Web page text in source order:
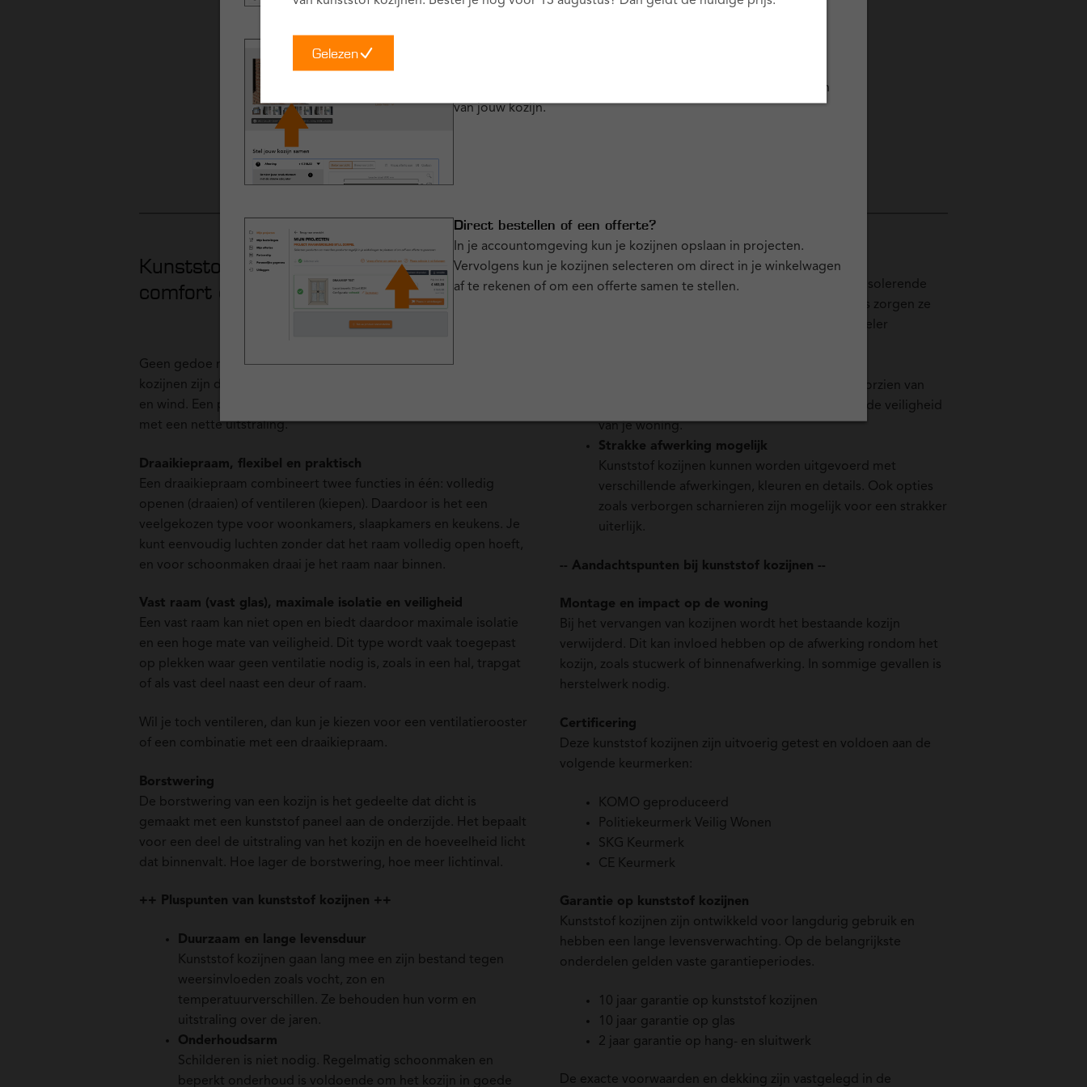
Kunststof kozijnen, duurzame keuze voor
comfort en isolatie
Geen gedoe meer met schilderen en onderhoud? Kunststof
kozijnen zijn duurzaam, onderhoudsarm en bestand tegen weer
en wind. Een praktische keuze voor wie gemak wil combineren
met een nette uitstraling.
Draaikiepraam, flexibel en praktisch
Een draaikiepraam combineert twee functies in één: volledig
openen (draaien) of ventileren (kiepen). Daardoor is het een
veelgekozen type voor woonkamers, slaapkamers en keukens. Je
kunt eenvoudig luchten zonder dat het raam volledig open hoeft,
en voor schoonmaken draai je het raam naar binnen.
Vast raam (vast glas), maximale isolatie en veiligheid
Een vast raam kan niet open en biedt daardoor maximale isolatie
en een hoge mate van veiligheid. Dit type wordt vaak toegepast
op plekken waar geen ventilatie nodig is, zoals in een hal, trapgat
of als vast deel naast een deur of raam.
Wil je toch ventileren, dan kun je kiezen voor een ventilatierooster
of een combinatie met een draaikiepraam.
Borstwering
De borstwering van een kozijn is het gedeelte dat dicht is
gemaakt met een kunststof paneel aan de onderzijde. Het bepaalt
voor een deel de uitstraling van het kozijn en de hoeveelheid licht
dat binnenvalt. Hoe lager de borstwering, hoe meer lichtinval.
++ Pluspunten van kunststof kozijnen ++
Duurzaam en lange levensduur
Kunststof kozijnen gaan lang mee en zijn bestand tegen
weersinvloeden zoals vocht, zon en
temperatuurverschillen. Ze behouden hun vorm en
uitstraling over de jaren.
Onderhoudsarm
Schilderen is niet nodig. Regelmatig schoonmaken en
beperkt onderhoud is voldoende om het kozijn in goede
Goede isolatie
Kunststof kozijnen hebben van nature goede isolerende
eigenschappen. In combinatie met isolatieglas zorgen ze
voor minder warmteverlies en een comfortabeler
Moderne kunststof kozijnen zijn standaard voorzien van
degelijk hang- en sluitwerk, wat bijdraagt aan de veiligheid
van je woning.
Strakke afwerking mogelijk
Kunststof kozijnen kunnen worden uitgevoerd met
verschillende afwerkingen, kleuren en details. Ook opties
zoals verborgen scharnieren zijn mogelijk voor een strakker
uiterlijk.
-- Aandachtspunten bij kunststof kozijnen --
Montage en impact op de woning
Bij het vervangen van kozijnen wordt het bestaande kozijn
verwijderd. Dit kan invloed hebben op de afwerking rondom het
kozijn, zoals stucwerk of binnenafwerking. In sommige gevallen is
herstelwerk nodig.
Certificering
Deze kunststof kozijnen zijn uitvoerig getest en voldoen aan de
volgende keurmerken:
KOMO geproduceerd
Politiekeurmerk Veilig Wonen
SKG Keurmerk
CE Keurmerk
Garantie op kunststof kozijnen
Kunststof kozijnen zijn ontwikkeld voor langdurig gebruik en
hebben een lange levensverwachting. Op de belangrijkste
onderdelen gelden vaste garantieperiodes.
10 jaar garantie op kunststof kozijnen
10 jaar garantie op glas
2 jaar garantie op hang- en sluitwerk
De exacte voorwaarden en dekking zijn vastgelegd in de
kozijn samenstelt en zoekt foto’s die het best in de buurt komen
van jouw kozijn.
Direct bestellen of een offerte?
In je accountomgeving kun je kozijnen opslaan in projecten.
Vervolgens kun je kozijnen selecteren om direct in je winkelwagen
af te rekenen of om een offerte samen te stellen.
Gelezen